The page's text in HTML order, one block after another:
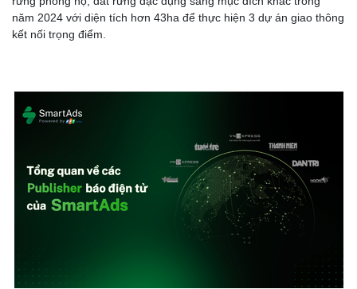
năm 2024 với diện tích hơn 43ha để thực hiện 3 dự án giao thông
kết nối trọng điểm.